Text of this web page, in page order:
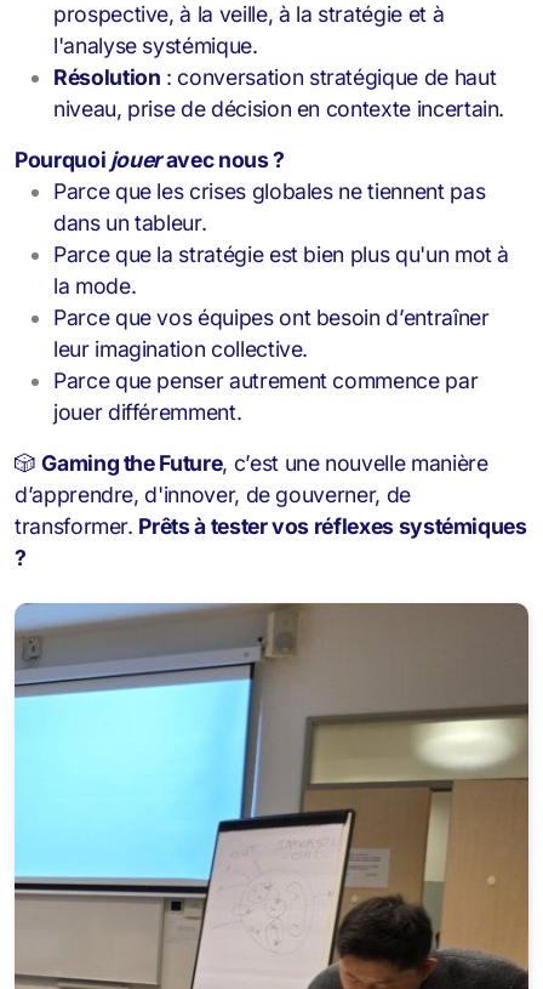
prospective, à la veille, à la stratégie et à
l'analyse systémique.
Résolution : conversation stratégique de haut
niveau, prise de décision en contexte incertain.
Pourquoi joueravec nous ?
Parce que les crises globales ne tiennent pas
dans un tableur.
Parce que la stratégie est bien plus qu'un mot à
la mode.
Parce que vos équipes ont besoin d’entraîner
leur imagination collective.
Parce que penser autrement commence par
jouer différemment.
🎲Gaming the Future, c’est une nouvelle manière
d’apprendre, d'innover, de gouverner, de
transformer. Prêts à tester vos réflexes systémiques
?